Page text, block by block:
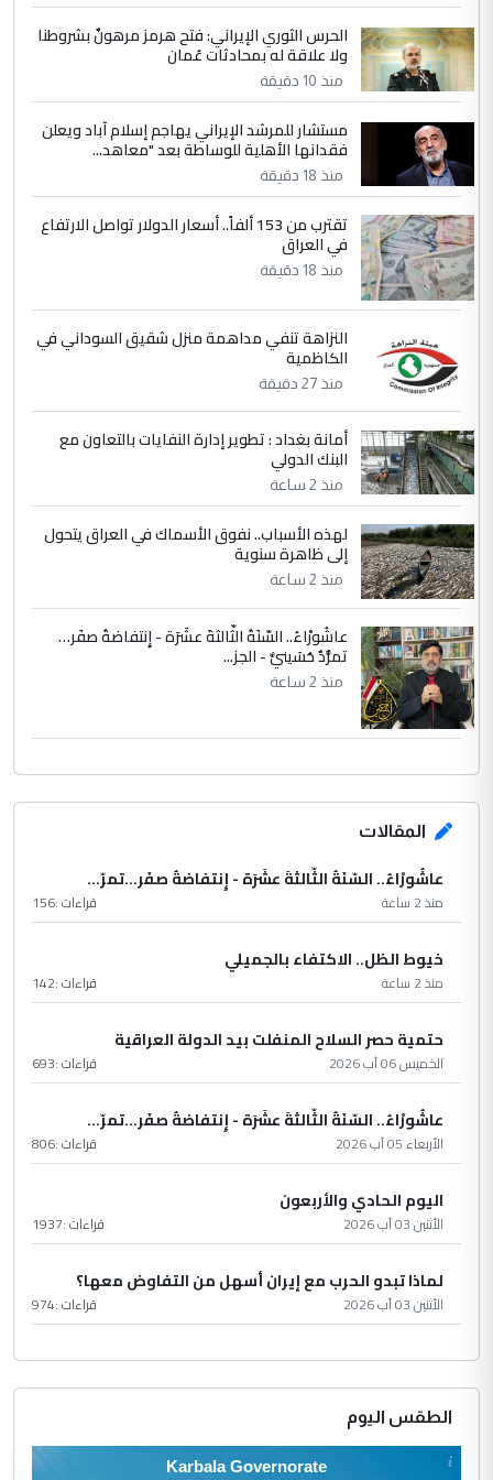
4 سردار
التعليق : واحد من عصابة علي ماما يسقط
جنسية الرافد الثالث للعراق ومن اصول عريقة
الموضوع :
الجواهري يرد على صدام حسين سل
مضجعيك يابن الزنا (نص كامل)
سردار
التعليق : واحد من عصابة علي ماما يسقط
جنسية الرافد الثالث للعراق ومن اصول عريقة
الموضوع :
الجواهري يرد على صدام حسين سل
مضجعيك يابن الزنا (نص كامل)
الحرس الثوري الإيراني: فتح هرمز مرهونٌ بشروطنا
ولا علاقة له بمحادثات عُمان
منذ 10 دقيقة
مستشار للمرشد الإيراني يهاجم إسلام آباد ويعلن
فقدانها الأهلية للوساطة بعد "معاهد...
منذ 18 دقيقة
تقترب من 153 ألفاً.. أسعار الدولار تواصل الارتفاع
في العراق
منذ 18 دقيقة
النزاهة تنفي مداهمة منزل شقيق السوداني في
الكاظمية
منذ 27 دقيقة
أمانة بغداد : تطوير إدارة النفايات بالتعاون مع
البنك الدولي
منذ 2 ساعة
لهذه الأسباب.. نفوق الأسماك في العراق يتحول
إلى ظاهرة سنوية
منذ 2 ساعة
عاشُورْاءُ.. السّنَةُ الثّالثةَ عشَرَة - إِنتفاضةُ صفَر…
تمرُّدٌ حُسَينيٌّ - الجز...
منذ 2 ساعة
المقالات
عاشُورْاءُ.. السّنَةُ الثّالثةَ عشَرَة - إِنتفاضةُ صفَر…تمرّ...
منذ 2 ساعة قراءات :156
خيوط الظل.. الاكتفاء بالجميلي
منذ 2 ساعة قراءات :142
حتمية حصر السلاح المنفلت بيد الدولة العراقية
الخميس 06 آب 2026 قراءات :693
عاشُورْاءُ.. السّنَةُ الثّالثةَ عشَرَة - إِنتفاضةُ صفَر…تمرّ...
الأربعاء 05 آب 2026 قراءات :806
اليوم الحادي والأربعون
الأثنين 03 آب 2026 قراءات :1937
لماذا تبدو الحرب مع إيران أسهل من التفاوض معها؟
الأثنين 03 آب 2026 قراءات :974
الطقس اليوم
Karbala Governorate